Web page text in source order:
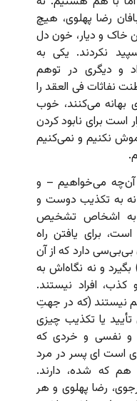
رضا پهلوی، هیچ
خاک و دیار، خون دل
نکردند. یکی به
و دیگری در توهم
نفاثات فی العقد را
بهانه می‌کنند، خوب
است برای نابود کردن
نکنیم و نمی‌کنیم
آن‌چه می‌خواهیم – و
نه به تکذیب دوست و
به اشخاص تشخیص
برای یافتن راه
دارد که از آن
و نه نگاه‌اش به
افراد نیستند.
نیستند (که در جهتِ
یا تکذیب چیزی
و نفسی و خردی که
است ای پسر در مرد
که شده، دارند.
رضا پهلوی و هر